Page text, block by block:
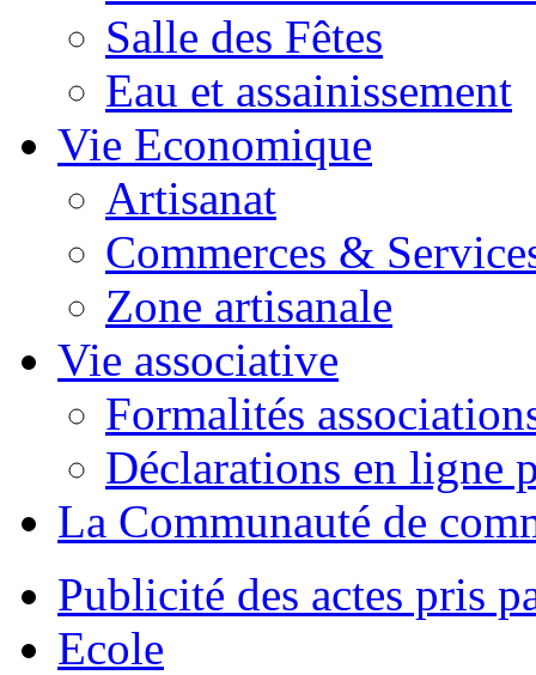
Salle des Fêtes
Eau et assainissement
Vie Economique
Artisanat
Commerces &
Zone artisanale
Vie associative
Formalités
Déclarations en ligne
La Communauté de
Publicité des actes pris
Ecole